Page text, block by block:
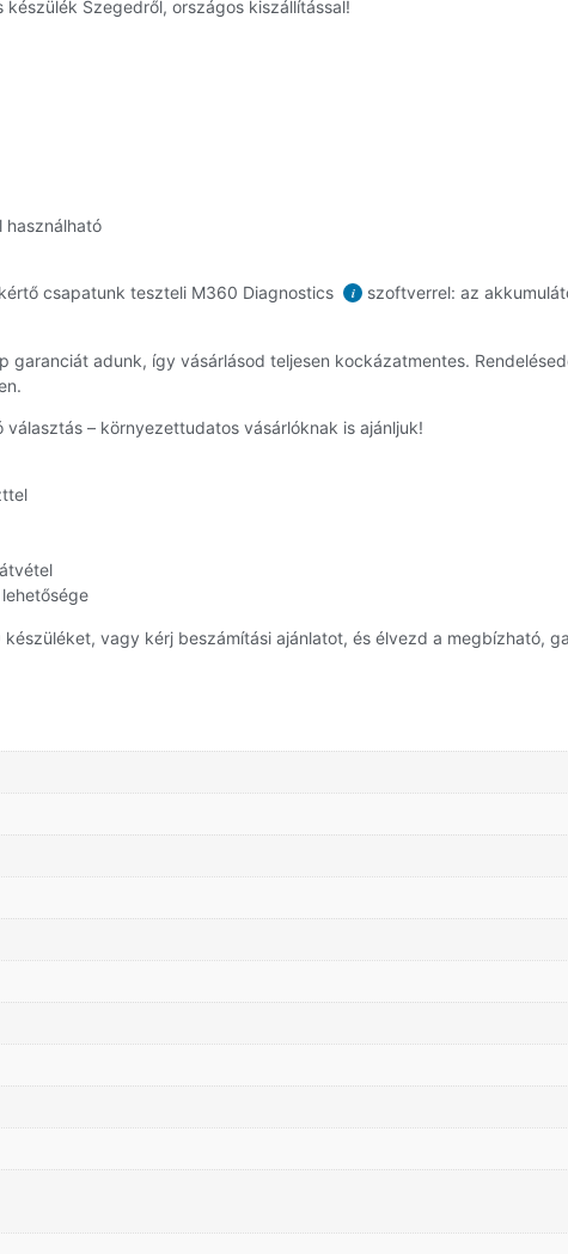
Szegedről, országos kiszállítással!
használható
csapatunk teszteli M360 Diagnostics i
szoftverrel: az
garanciát adunk, így vásárlásod teljesen kockázatmentes.
– környezettudatos vásárlóknak is ajánljuk!
vagy kérj beszámítási ajánlatot, és élvezd a megbízható,